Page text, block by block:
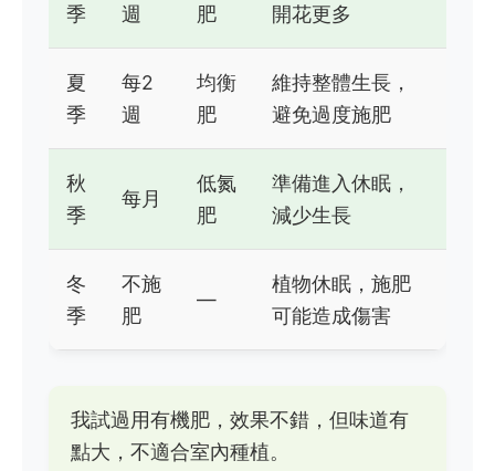
季
週
肥
開花更多
夏
季
每2
週
均衡
肥
維持整體生長，
避免過度施肥
秋
季
每月
低氮
肥
準備進入休眠，
減少生長
冬
季
不施
肥
—
植物休眠，施肥
可能造成傷害
我試過用有機肥，效果不錯，但味道有
點大，不適合室內種植。